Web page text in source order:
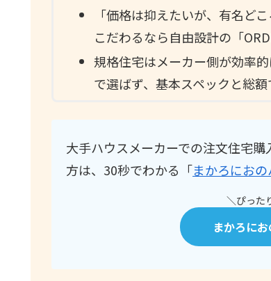
「価格は抑えたいが、有名ど
こだわるなら自由設計の「
規格住宅はメーカー側が効率
で選ばず、基本スペックと総
大手ハウスメーカーでの注文住宅
方は、30秒でわかる「まかろにお
＼ぴった
まかろに